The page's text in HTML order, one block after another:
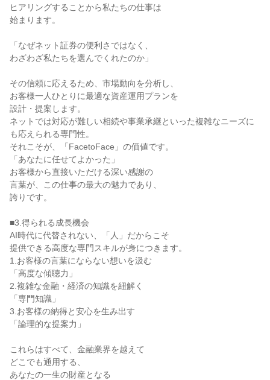
ヒアリングすることから私たちの仕事は
始まります。
「なぜネット証券の便利さではなく、
わざわざ私たちを選んでくれたのか」
その信頼に応えるため、市場動向を分析し、
お客様一人ひとりに最適な資産運用プランを
設計・提案します。
ネットでは対応が難しい相続や事業承継といった複雑なニーズに
も応えられる専門性。
それこそが、「FacetoFace」の価値です。
「あなたに任せてよかった」
お客様から直接いただける深い感謝の
言葉が、この仕事の最大の魅力であり、
誇りです。
■3.得られる成長機会
AI時代に代替されない、「人」だからこそ
提供できる高度な専門スキルが身につきます。
1.お客様の言葉にならない想いを汲む
「高度な傾聴力」
2.複雑な金融・経済の知識を紐解く
「専門知識」
3.お客様の納得と安心を生み出す
「論理的な提案力」
これらはすべて、金融業界を越えて
どこでも通用する、
あなたの一生の財産となる